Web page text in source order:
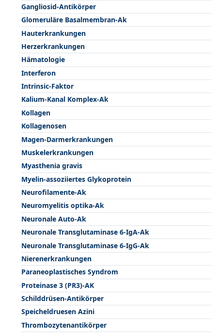
Gangliosid-Antikörper
Glomeruläre Basalmembran-Ak
Hauterkrankungen
Herzerkrankungen
Hämatologie
Interferon
Intrinsic-Faktor
Kalium-Kanal Komplex-Ak
Kollagen
Kollagenosen
Magen-Darmerkrankungen
Muskelerkrankungen
Myasthenia gravis
Myelin-assoziiertes Glykoprotein
Neurofilamente-Ak
Neuromyelitis optika-Ak
Neuronale Auto-Ak
Neuronale Transglutaminase 6-IgA-Ak
Neuronale Transglutaminase 6-IgG-Ak
Nierenerkrankungen
Paraneoplastisches Syndrom
Proteinase 3 (PR3)-AK
Schilddrüsen-Antikörper
Speicheldruesen Azini
Thrombozytenantikörper